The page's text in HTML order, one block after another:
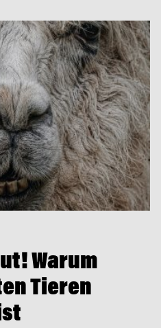
Warum
Tieren